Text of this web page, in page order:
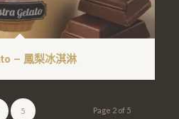
– 鳳梨冰淇淋
Page 2 of 5
5